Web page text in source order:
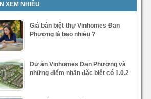
XEM NHIỀU
Giá bán biệt thự Vinhomes Đan
Phượng là bao nhiêu ?
Dự án Vinhomes Đan Phượng và
những điểm nhấn đặc biệt có 1.0.2